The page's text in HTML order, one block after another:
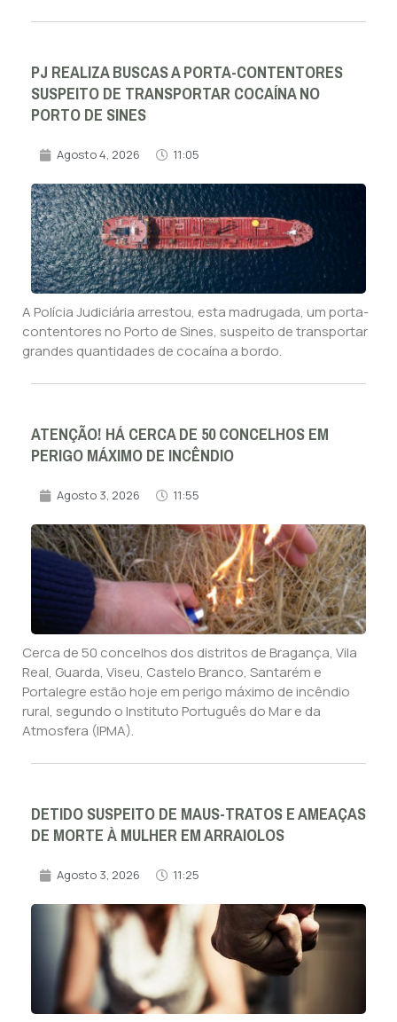
PJ REALIZA BUSCAS A PORTA-CONTENTORES
SUSPEITO DE TRANSPORTAR COCAÍNA NO
PORTO DE SINES
Agosto 4, 2026 11:05
A Polícia Judiciária arrestou, esta madrugada, um porta-
contentores no Porto de Sines, suspeito de transportar
grandes quantidades de cocaína a bordo.
ATENÇÃO! HÁ CERCA DE 50 CONCELHOS EM
PERIGO MÁXIMO DE INCÊNDIO
Agosto 3, 2026 11:55
Cerca de 50 concelhos dos distritos de Bragança, Vila
Real, Guarda, Viseu, Castelo Branco, Santarém e
Portalegre estão hoje em perigo máximo de incêndio
rural, segundo o Instituto Português do Mar e da
Atmosfera (IPMA).
DETIDO SUSPEITO DE MAUS-TRATOS E AMEAÇAS
DE MORTE À MULHER EM ARRAIOLOS
Agosto 3, 2026 11:25